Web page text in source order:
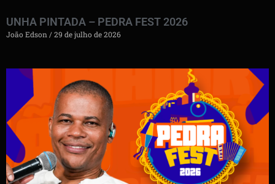
UNHA PINTADA – PEDRA FEST 2026
João Edson 29 de julho de 2026